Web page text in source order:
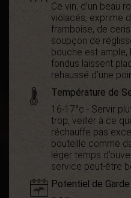
Ce vin, d’un beau
violacés, exprime
framboise, de
soupçon de
bouche est
fondus laissent
rehaussé d’une
Température de
16-17°c - Servir
trop, veiller à ce
réchauffe pas
bouteille comme
léger temps
service peut-être
Potentiel de Garde